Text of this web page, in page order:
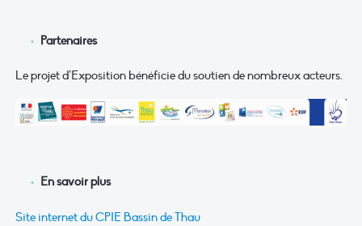
Partenaires
Le projet d’Exposition bénéficie du soutien de nombreux acteurs.
En savoir plus
Site internet du CPIE Bassin de Thau